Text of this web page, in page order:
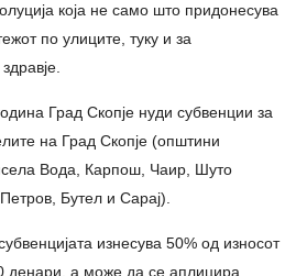
која не само што придонесува
по улиците, туку и за
Град Скопје нуди субвенции за
на Град Скопје (општини
Вода, Карпош, Чаир, Шуто
Бутел и Сарај).
изнесува 50% од износот
денари, а може да се аплицира